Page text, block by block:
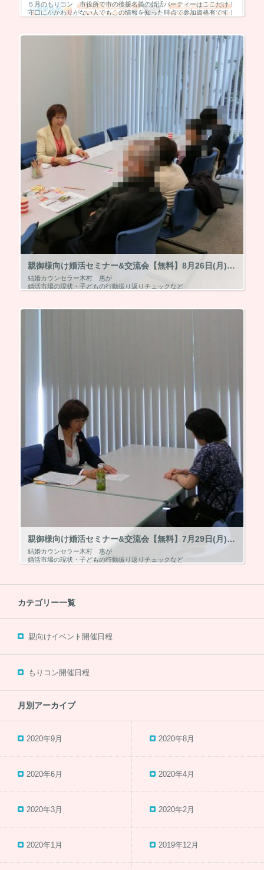
５月のもりコン 市役所で市の後援名義の婚活パーティーはここだけ！
守口にかかわりがない人でもこの情報を知った時点で参加資格有です！
親御様向け婚活セミナー&交流会【無料】8月26日(月)14時～終了～
結婚カウンセラー木村 惠が
婚活市場の現状・子どもの行動振り返りチェックなど
親御様向け婚活セミナー&交流会【無料】7月29日(月)14時〜終了～
結婚カウンセラー木村 惠が
婚活市場の現状・子どもの行動振り返りチェックなど
カテゴリー一覧
親向けイベント開催日程
もりコン開催日程
月別アーカイブ
2020年9月 2020年8月
2020年6月 2020年4月
2020年3月 2020年2月
2020年1月 2019年12月